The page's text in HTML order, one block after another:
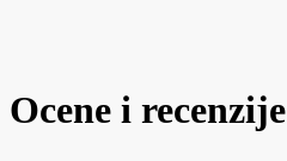
Ocene i recenzije